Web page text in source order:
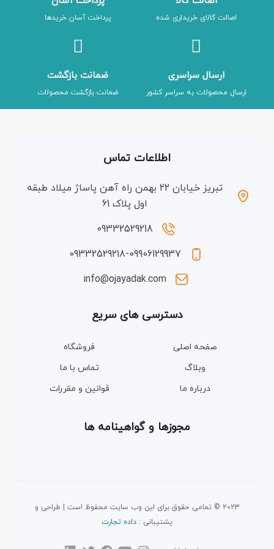
اصالت کالای خریداری شده پرداخت آسان خریدها
ارسال سراسری
ارسال محصولات به سراسر کشور
ضمانت بازگشت
ضمانت بازگشت محصولات
اطلاعات تماس
تبریز خیابان 22 بهمن راه آهن پاساژ میلاد طبقه
اول پلاک 61
09332529218
09332529218-09906129937
info@ojayadak.com
دسترسی های سریع
صفحه اصلی
فروشگاه
وبلاگ
تماس با ما
درباره ما
قوانین و مقررات
مجوزها و گواهینامه ها
2023 © تمامی حقوق برای این وب سایت محفوظ است | طراحی و
پشتیبانی : داده تجارت